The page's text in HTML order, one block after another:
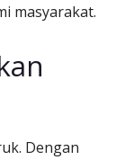
masyarakat.
Dengan